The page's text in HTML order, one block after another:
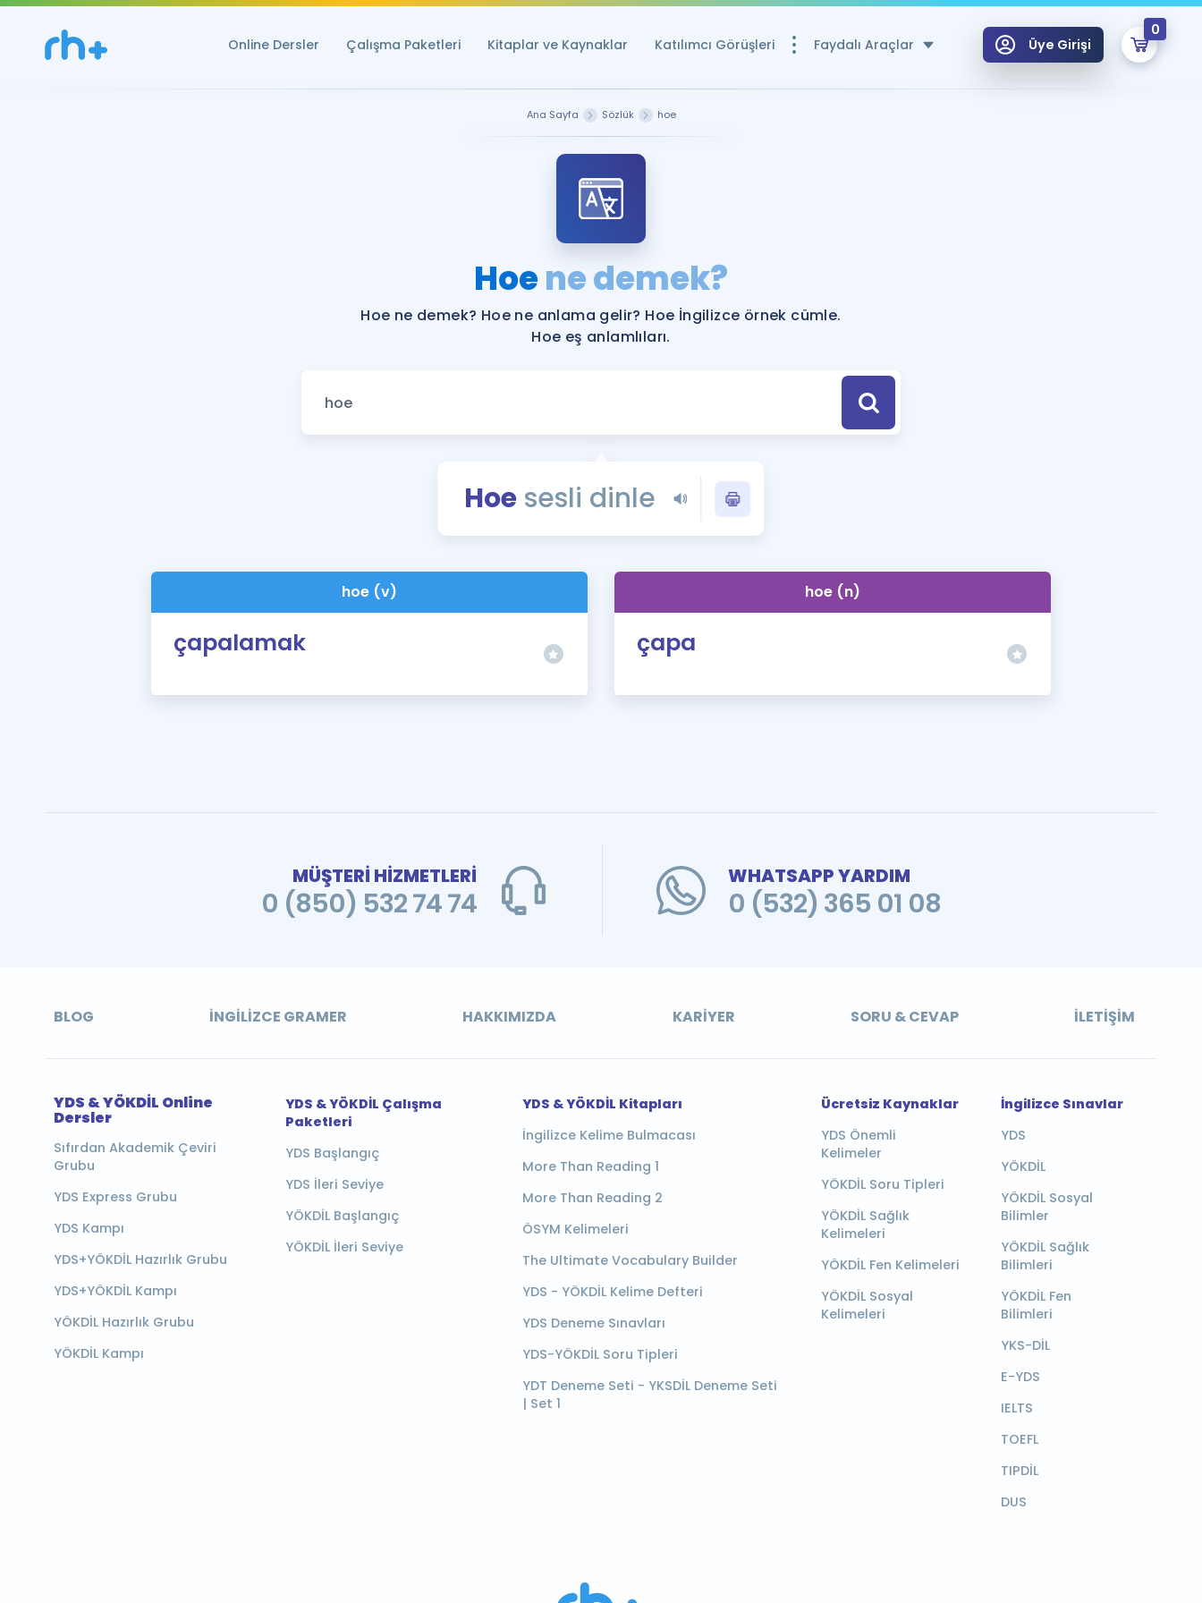
Online Dersler Çalışma Paketleri Kitaplar ve Kaynaklar Katılımcı Görüşleri Faydalı Araçlar
YDS ve YÖKDİL Puan Hesaplama Aracı
YDS ve YÖKDİL'e Hazırlananlar için Öneriler
Tüm ÖSYM Sınavları Tek Takvimde
Blog
YDS - YÖKDİL Tüm Sınavlarla İlgili Haberler
İngilizce Gramer
Üye Girişi
0
Ana Sayfa Sözlük hoe
Hoene demek?
Hoe ne demek? Hoe ne anlama gelir? Hoe İngilizce örnek cümle.
Hoe eş anlamlıları.
Hoe sesli dinle
hoe (v)
çapalamak
hoe (n)
çapa
MÜŞTERİ HİZMETLERİ
0 (850) 532 74 74
WHATSAPP YARDIM
0 (532) 365 01 08
BLOG İNGILIZCE GRAMER HAKKIMIZDA KARIYER SORU & CEVAP İLETIŞIM
YDS & YÖKDİL Online
Dersler
Sıfırdan Akademik Çeviri
Grubu
YDS Express Grubu
YDS Kampı
YDS+YÖKDİL Hazırlık Grubu
YDS+YÖKDİL Kampı
YÖKDİL Hazırlık Grubu
YÖKDİL Kampı
YDS & YÖKDİL Çalışma
Paketleri
YDS Başlangıç
YDS İleri Seviye
YÖKDİL Başlangıç
YÖKDİL İleri Seviye
YDS & YÖKDİL Kitapları
İngilizce Kelime Bulmacası
More Than Reading 1
More Than Reading 2
ÖSYM Kelimeleri
The Ultimate Vocabulary Builder
YDS - YÖKDİL Kelime Defteri
YDS Deneme Sınavları
YDS-YÖKDİL Soru Tipleri
YDT Deneme Seti - YKSDİL Deneme Seti
| Set 1
Ücretsiz Kaynaklar
YDS Önemli
Kelimeler
YÖKDİL Soru Tipleri
YÖKDİL Sağlık
Kelimeleri
YÖKDİL Fen Kelimeleri
YÖKDİL Sosyal
Kelimeleri
İngilizce Sınavlar
YDS
YÖKDİL
YÖKDİL Sosyal
Bilimler
YÖKDİL Sağlık
Bilimleri
YÖKDİL Fen
Bilimleri
YKS-DİL
E-YDS
IELTS
TOEFL
TIPDİL
DUS